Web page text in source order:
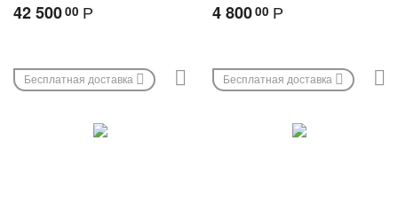
42 50000 Р 4 80000 Р
Бесплатная доставка Бесплатная доставка